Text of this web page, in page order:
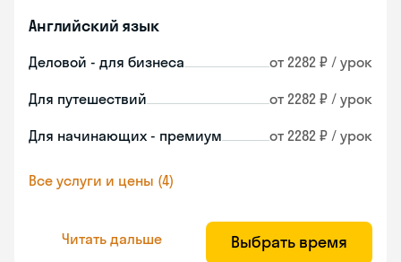
Английский язык
Деловой - для бизнеса от 2282 ₽ / урок
Для путешествий от 2282 ₽ / урок
Для начинающих - премиум от 2282 ₽ / урок
Все услуги и цены (4)
Читать дальше Выбрать время